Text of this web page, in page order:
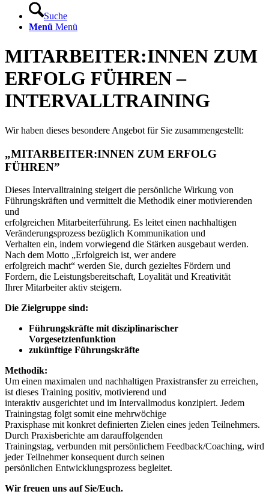
Suche
Menü Menü
MITARBEITER:INNEN ZUM
ERFOLG FÜHREN –
INTERVALLTRAINING
Wir haben dieses besondere Angebot für Sie zusammengestellt:
„MITARBEITER:INNEN ZUM ERFOLG
FÜHREN”
Dieses Intervalltraining steigert die persönliche Wirkung von
Führungskräften und vermittelt die Methodik einer motivierenden
und
erfolgreichen Mitarbeiterführung. Es leitet einen nachhaltigen
Veränderungsprozess bezüglich Kommunikation und
Verhalten ein, indem vorwiegend die Stärken ausgebaut werden.
Nach dem Motto „Erfolgreich ist, wer andere
erfolgreich macht“ werden Sie, durch gezieltes Fördern und
Fordern, die Leistungsbereitschaft, Loyalität und Kreativität
Ihrer Mitarbeiter aktiv steigern.
Die Zielgruppe sind:
Führungskräfte mit disziplinarischer
Vorgesetztenfunktion
zukünftige Führungskräfte
Methodik:
Um einen maximalen und nachhaltigen Praxistransfer zu erreichen,
ist dieses Training positiv, motivierend und
interaktiv ausgerichtet und im Intervallmodus konzipiert. Jedem
Trainingstag folgt somit eine mehrwöchige
Praxisphase mit konkret definierten Zielen eines jeden Teilnehmers.
Durch Praxisberichte am darauffolgenden
Trainingstag, verbunden mit persönlichem Feedback/Coaching, wird
jeder Teilnehmer konsequent durch seinen
persönlichen Entwicklungsprozess begleitet.
Wir freuen uns auf Sie/Euch.